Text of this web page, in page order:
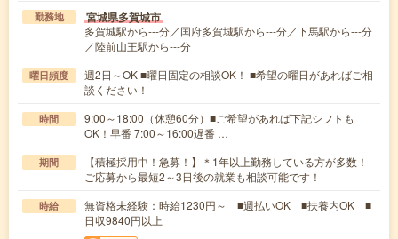
勤務地 宮城県多賀城市
多賀城駅から---分／国府多賀城駅から---分／下馬駅から---分
／陸前山王駅から---分
曜日頻度
週2日～OK ■曜日固定の相談OK！ ■希望の曜日があればご相
談ください！
時間
9:00～18:00（休憩60分）■ご希望があれば下記シフトも
OK！早番 7:00～16:00遅番 …
期間
【積極採用中！急募！】＊1年以上勤務している方が多数！
ご応募から最短2～3日後の就業も相談可能です！
時給
無資格未経験：時給1230円～ ■週払いOK ■扶養内OK ■
日収9840円以上